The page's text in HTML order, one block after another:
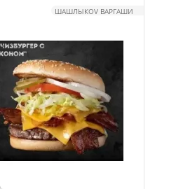
ШАШЛЫКOV ВАРГАШИ